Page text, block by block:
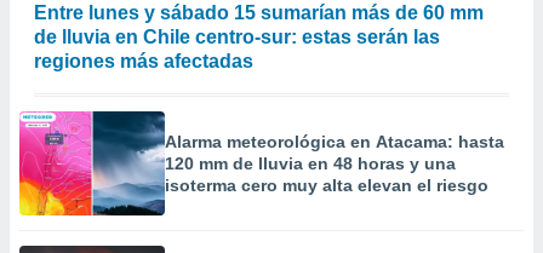
Entre lunes y sábado 15 sumarían más de 60 mm
de lluvia en Chile centro-sur: estas serán las
regiones más afectadas
Alarma meteorológica en Atacama: hasta
120 mm de lluvia en 48 horas y una
isoterma cero muy alta elevan el riesgo